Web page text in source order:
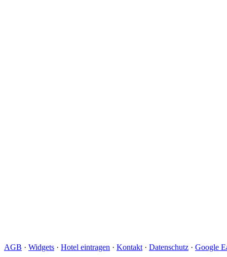
AGB · Widgets · Hotel eintragen · Kontakt · Datenschutz · Google